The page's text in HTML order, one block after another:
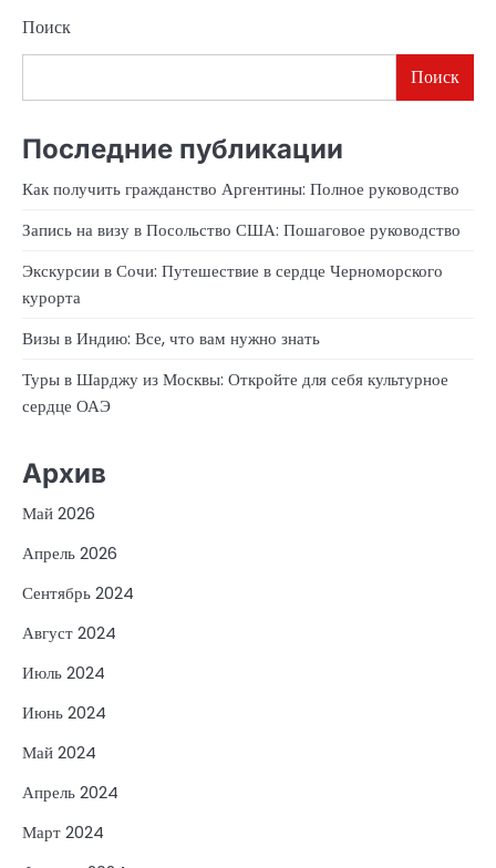
Поиск
Поиск
Последние публикации
Как получить гражданство Аргентины: Полное руководство
Запись на визу в Посольство США: Пошаговое руководство
Экскурсии в Сочи: Путешествие в сердце Черноморского
курорта
Визы в Индию: Все, что вам нужно знать
Туры в Шарджу из Москвы: Откройте для себя культурное
сердце ОАЭ
Архив
Май 2026
Апрель 2026
Сентябрь 2024
Август 2024
Июль 2024
Июнь 2024
Май 2024
Апрель 2024
Март 2024